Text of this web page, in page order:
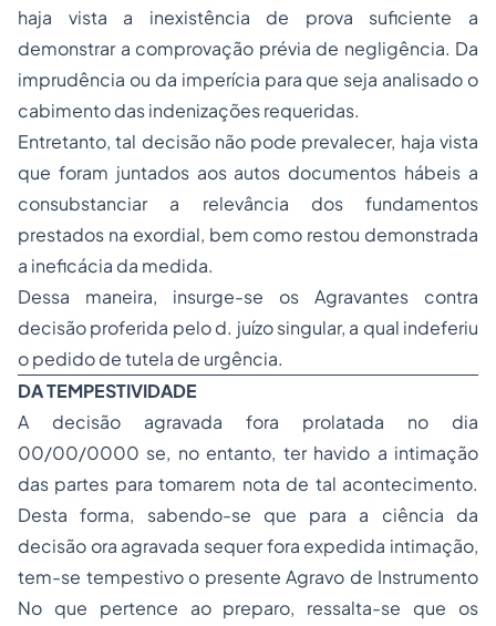
haja vista a inexistência de prova suficiente a
demonstrar a comprovação prévia de negligência. Da
imprudência ou da imperícia para que seja analisado o
cabimento das indenizações requeridas.
Entretanto, tal decisão não pode prevalecer, haja vista
que foram juntados aos autos documentos hábeis a
consubstanciar a relevância dos fundamentos
prestados na exordial, bem como restou demonstrada
a ineficácia da medida.
Dessa maneira, insurge-se os Agravantes contra
decisão proferida pelo d. juízo singular, a qual indeferiu
o pedido de tutela de urgência.
DA TEMPESTIVIDADE
A decisão agravada fora prolatada no dia
00/00/0000 se, no entanto, ter havido a intimação
das partes para tomarem nota de tal acontecimento.
Desta forma, sabendo-se que para a ciência da
decisão ora agravada sequer fora expedida intimação,
tem-se tempestivo o presente Agravo de Instrumento
No que pertence ao preparo, ressalta-se que os